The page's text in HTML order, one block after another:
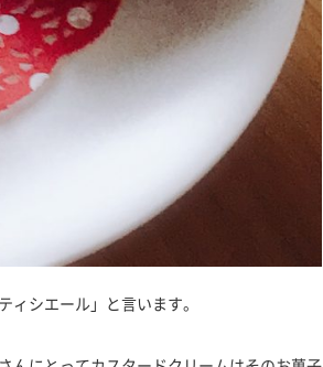
シエール」と言います。